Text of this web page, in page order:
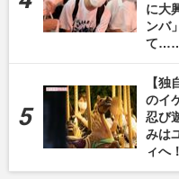
に大
ンバ
て
【
のイ
忍び
みは
ィへ！